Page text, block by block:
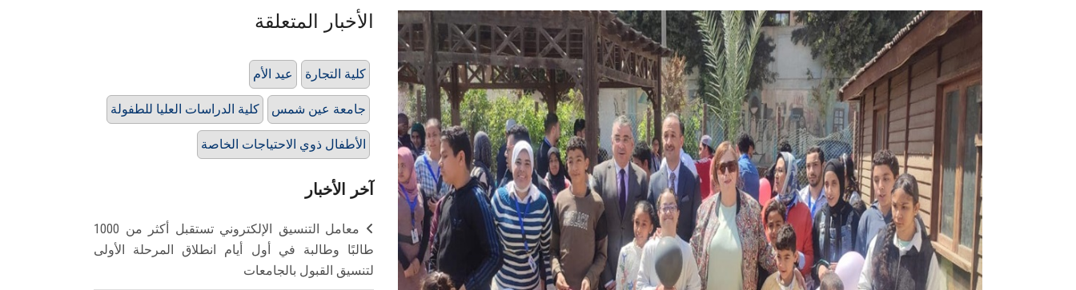
الأخبار المتعلقة
عيد الأم كلية التجارة
كلية الدراسات العليا للطفولة جامعة عين شمس
الأطفال ذوي الاحتياجات الخاصة
آخر الأخبار
معامل التنسيق الإلكتروني تستقبل أكثر من 1000
طالبًا وطالبة في أول أيام انطلاق المرحلة الأولى
لتنسيق القبول بالجامعات